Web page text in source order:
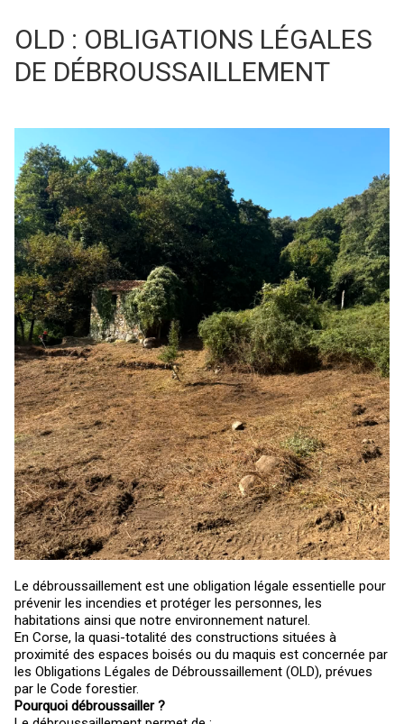
OLD : OBLIGATIONS LÉGALES
DE DÉBROUSSAILLEMENT
Le débroussaillement est une obligation légale essentielle pour
prévenir les incendies et protéger les personnes, les
habitations ainsi que notre environnement naturel.
En Corse, la quasi-totalité des constructions situées à
proximité des espaces boisés ou du maquis est concernée par
les Obligations Légales de Débroussaillement (OLD), prévues
par le Code forestier.
Pourquoi débroussailler ?